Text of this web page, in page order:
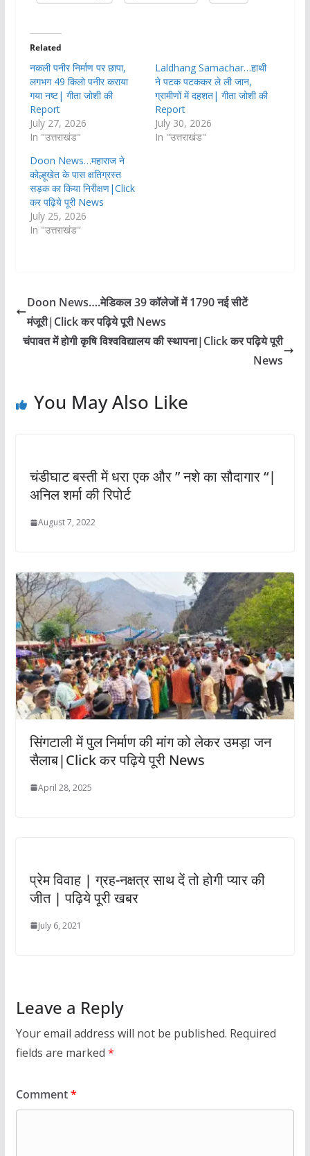
Related
नकली पनीर निर्माण पर छापा,
लगभग 49 किलो पनीर कराया
गया नष्ट| गीता जोशी की
Report
July 27, 2026
In "उत्तराखंड"
Laldhang Samachar…हाथी
ने पटक पटककर ले ली जान,
ग्रामीणों में दहशत| गीता जोशी की
Report
July 30, 2026
In "उत्तराखंड"
Doon News…महाराज ने
कोल्हूखेत के पास क्षतिग्रस्त
सड़क का किया निरीक्षण|Click
कर पढ़िये पूरी News
July 25, 2026
In "उत्तराखंड"
Doon News….मेडिकल 39 कॉलेजों में 1790 नई सीटें
मंजूरी|Click कर पढ़िये पूरी News
चंपावत में होगी कृषि विश्वविद्यालय की स्थापना|Click कर पढ़िये पूरी
News
You May Also Like
चंडीघाट बस्ती में धरा एक और ” नशे का सौदागार “|
अनिल शर्मा की रिपोर्ट
August 7, 2022
सिंगटाली में पुल निर्माण की मांग को लेकर उमड़ा जन
सैलाब|Click कर पढ़िये पूरी News
April 28, 2025
प्रेम विवाह | ग्रह-नक्षत्र साथ दें तो होगी प्यार की
जीत | पढ़िये पूरी खबर
July 6, 2021
Leave a Reply
Your email address will not be published. Required
fields are marked *
Comment*